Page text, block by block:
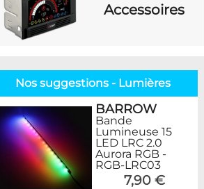
Accessoires
Nos suggestions - Lumières
BARROW
Bande
Lumineuse 15
LED LRC 2.0
Aurora RGB -
RGB-LRC03
7,90 €